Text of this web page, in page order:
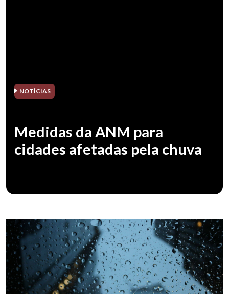
NOTÍCIAS
Medidas da ANM para
cidades afetadas pela chuva